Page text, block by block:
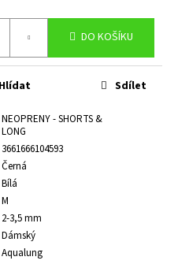
DO KOŠÍKU
NEOPRENY - SHORTS &
LONG
3661666104593
Černá
Bílá
M
2-3,5 mm
Dámský
Aqualung
Hlídat Sdílet